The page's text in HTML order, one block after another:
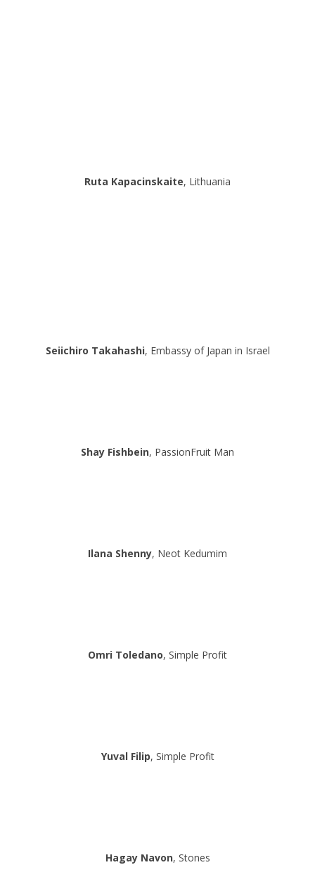
Ruta Kapacinskaite, Lithuania
Seiichiro Takahashi, Embassy of Japan in Israel
Shay Fishbein, PassionFruit Man
Ilana Shenny, Neot Kedumim
Omri Toledano, Simple Profit
Yuval Filip, Simple Profit
Hagay Navon, Stones